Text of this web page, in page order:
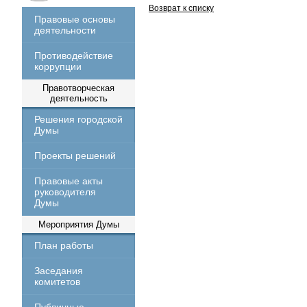
Правовые основы
деятельности
Противодействие
коррупции
Правотворческая
деятельность
Решения городской
Думы
Проекты решений
Правовые акты
руководителя
Думы
Мероприятия Думы
План работы
Заседания
комитетов
Возврат к списку